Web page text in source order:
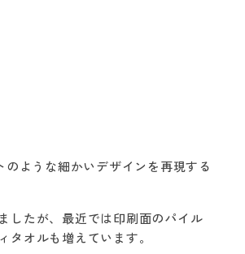
ような細かいデザインを再現する
したが、最近では印刷面のパイル
オルも増えています。